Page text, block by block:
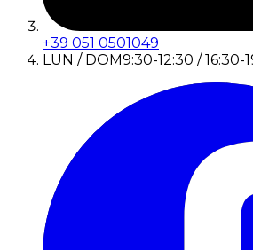
+39 051 0501049
LUN / DOM9:30-12:30 / 16:30-